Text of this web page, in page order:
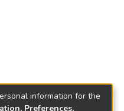
information for the
Preferences,